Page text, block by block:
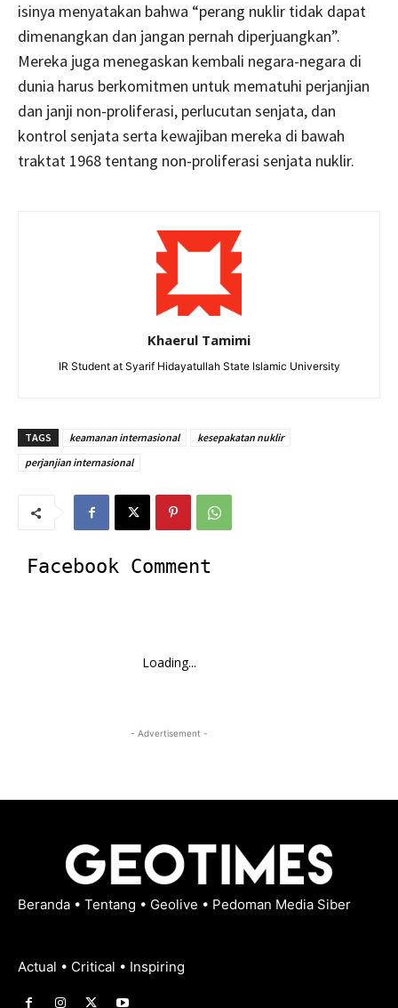
isinya menyatakan bahwa “perang nuklir tidak dapat
dimenangkan dan jangan pernah diperjuangkan”.
Mereka juga menegaskan kembali negara-negara di
dunia harus berkomitmen untuk mematuhi perjanjian
dan janji non-proliferasi, perlucutan senjata, dan
kontrol senjata serta kewajiban mereka di bawah
traktat 1968 tentang non-proliferasi senjata nuklir.
Khaerul Tamimi
IR Student at Syarif Hidayatullah State Islamic University
TAGS keamanan internasional
kesepakatan nuklir
perjanjian internasional
Facebook Comment
Loading...
- Advertisement -
Beranda • Tentang • Geolive • Pedoman Media Siber
Actual • Critical • Inspiring